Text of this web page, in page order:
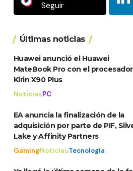
Seguir
Últimas noticias
Huawei anunció el Huawei
MateBook Pro con el procesador
Kirin X90 Plus
NoticiasPC
EA anuncia la finalización de la
adquisición por parte de PIF,
Lake y Affinity Partners
GamingNoticiasTecnología